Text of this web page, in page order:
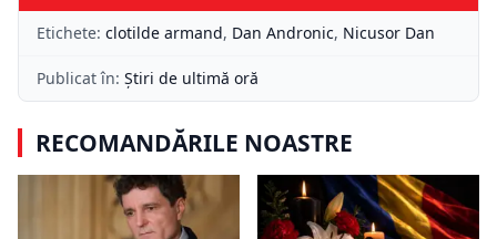
Etichete: clotilde armand, Dan Andronic, Nicusor Dan
Publicat în: Știri de ultimă oră
RECOMANDĂRILE NOASTRE